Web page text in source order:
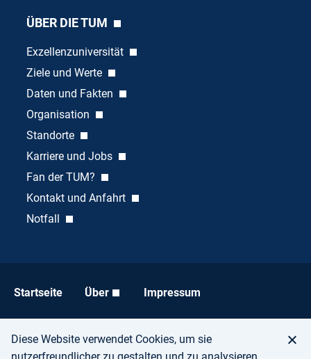
Diese Website verwendet Cookies, um sie
ÜBER DIE TUM
Exzellenzuniversität
Ziele und Werte
Daten und Fakten
Organisation
Standorte
Karriere und Jobs
Fan der TUM?
Kontakt und Anfahrt
Notfall
Startseite Über Impressum